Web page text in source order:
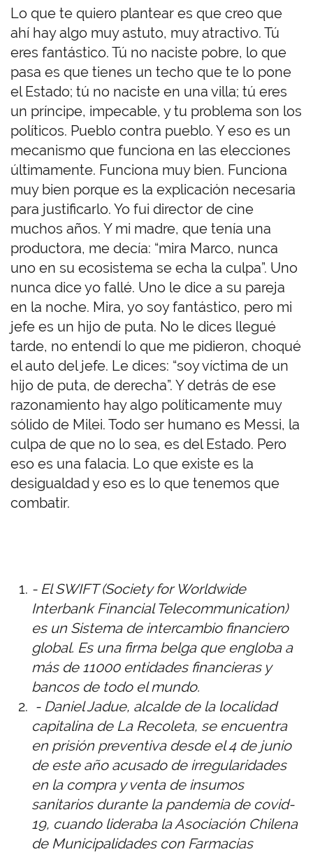
Lo que te quiero plantear es que creo que
ahí hay algo muy astuto, muy atractivo. Tú
eres fantástico. Tú no naciste pobre, lo que
pasa es que tienes un techo que te lo pone
el Estado; tú no naciste en una villa; tú eres
un príncipe, impecable, y tu problema son los
políticos. Pueblo contra pueblo. Y eso es un
mecanismo que funciona en las elecciones
últimamente. Funciona muy bien. Funciona
muy bien porque es la explicación necesaria
para justificarlo. Yo fui director de cine
muchos años. Y mi madre, que tenía una
productora, me decía: “mira Marco, nunca
uno en su ecosistema se echa la culpa”. Uno
nunca dice yo fallé. Uno le dice a su pareja
en la noche. Mira, yo soy fantástico, pero mi
jefe es un hijo de puta. No le dices llegué
tarde, no entendí lo que me pidieron, choqué
el auto del jefe. Le dices: “soy víctima de un
hijo de puta, de derecha”. Y detrás de ese
razonamiento hay algo políticamente muy
sólido de Milei. Todo ser humano es Messi, la
culpa de que no lo sea, es del Estado. Pero
eso es una falacia. Lo que existe es la
desigualdad y eso es lo que tenemos que
combatir.
- El SWIFT (Society for Worldwide
Interbank Financial Telecommunication)
es un Sistema de intercambio financiero
global. Es una firma belga que engloba a
más de 11000 entidades financieras y
bancos de todo el mundo.
- Daniel Jadue, alcalde de la localidad
capitalina de La Recoleta, se encuentra
en prisión preventiva desde el 4 de junio
de este año acusado de irregularidades
en la compra y venta de insumos
sanitarios durante la pandemia de covid-
19, cuando lideraba la Asociación Chilena
de Municipalidades con Farmacias